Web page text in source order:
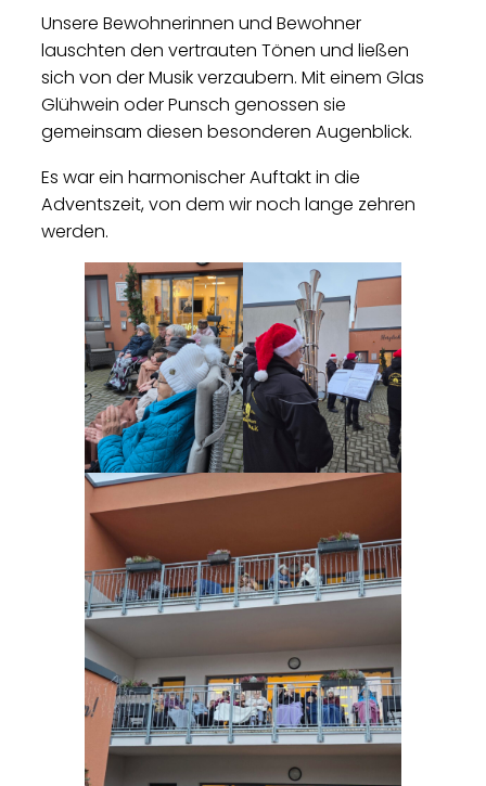
Unsere Bewohnerinnen und Bewohner
lauschten den vertrauten Tönen und ließen
sich von der Musik verzaubern. Mit einem Glas
Glühwein oder Punsch genossen sie
gemeinsam diesen besonderen Augenblick.
Es war ein harmonischer Auftakt in die
Adventszeit, von dem wir noch lange zehren
werden.